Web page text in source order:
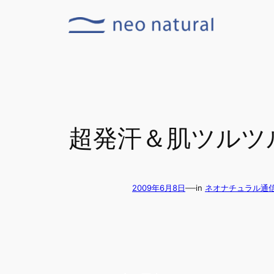
超発汗＆肌ツルツ
2009年6月8日 —in ネオナチュラル通